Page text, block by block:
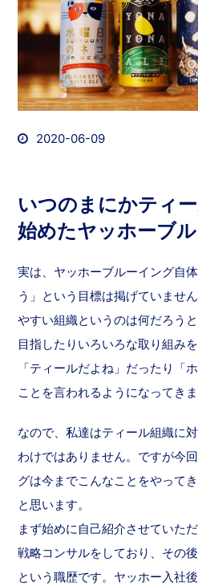
2020-06-09
いつのまにかティ
始めたヤッホーブ
実は、ヤッホーブルーイング自
う」という目標は掲げていませ
やすい組織というのは何だろう
目指したりいろいろな取り組み
「ティールだよね」だったり「
ことを言われるようになってきま
なので、私達はティール組織に
わけではありません。ですが今
グは今までこんなことをやって
と思います。
まず始めに自己紹介させていた
戦略コンサルをしており、その
という職歴です。ヤッホー入社